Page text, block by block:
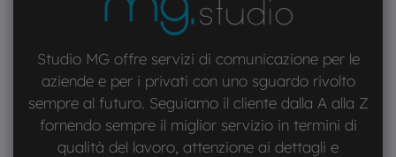
Studio MG offre servizi di comunicazione per le
aziende e per i privati con uno sguardo rivolto
sempre al futuro. Seguiamo il cliente dalla A alla Z
fornendo sempre il miglior servizio in termini di
qualità del lavoro, attenzione ai dettagli e